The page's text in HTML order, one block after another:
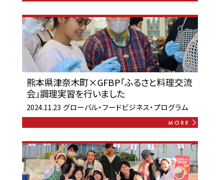
熊本県津奈木町×GFBP「ふるさと料理交流
会」調理実習を行いました
2024.11.23 グローバル・フードビジネス・プログラム